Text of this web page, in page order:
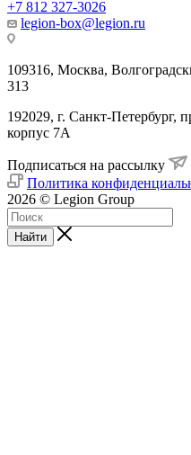
+7 812 327-3026
legion-box@legion.ru
109316, Москва,
313
192029, г. Санкт-Петербург,
корпус 7А
Подписаться на рассылку
Политика
2026 © Legion Group
Найти